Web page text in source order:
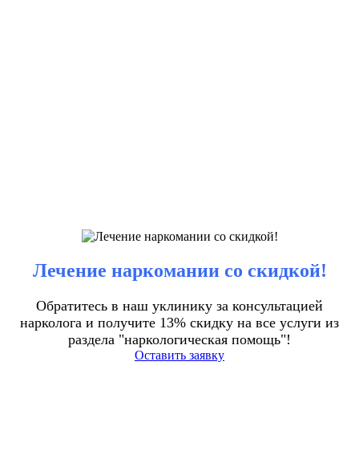
Лечение наркомании со скидкой!
Обратитесь в наш уклинику за консультацией
нарколога и получите 13% скидку на все услуги из
раздела "наркологическая помощь"!
Оставить заявку